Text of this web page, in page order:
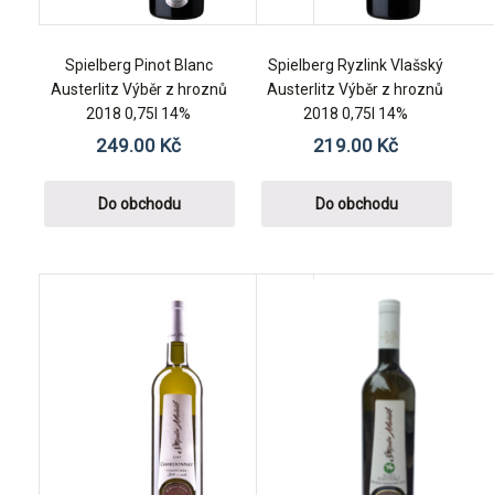
Spielberg Pinot Blanc
Austerlitz Výběr z hroznů
2018 0,75l 14%
249.00 Kč
Do obchodu
Spielberg Ryzlink Vlašský
Austerlitz Výběr z hroznů
2018 0,75l 14%
219.00 Kč
Do obchodu